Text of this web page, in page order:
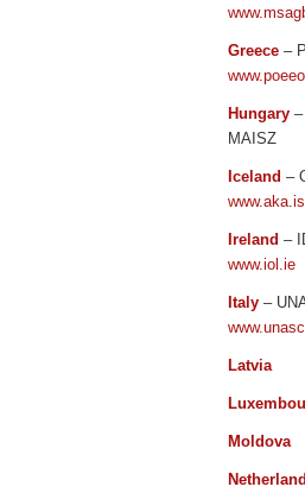
Greece –
Hungary
MAISZ
Iceland –
www.aka.is
Ireland –
www.iol.ie
Italy –
Latvia
Moldova